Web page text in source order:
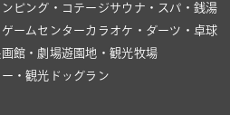
ピング・コテージサウナ・スパ・銭湯
ームセンターカラオケ・ダーツ・卓球
画館・劇場遊園地・観光牧場
ー・観光 ドッグラン